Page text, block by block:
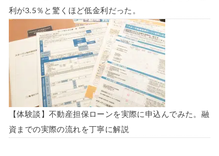
利が3.5％と驚くほど低金利だった。
【体験談】不動産担保ローンを実際に申込んでみた。融
資までの実際の流れを丁寧に解説